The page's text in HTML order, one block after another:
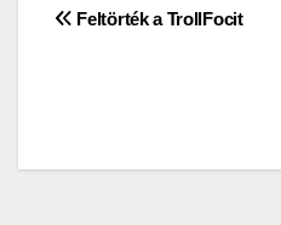
Bejegyzés
Feltörték a TrollFocit